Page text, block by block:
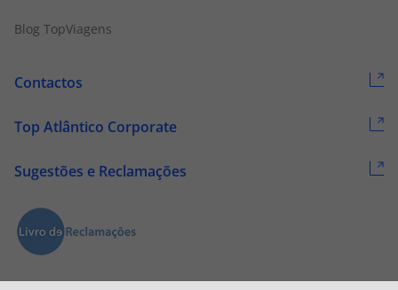
Blog TopViagens
Contactos
Top Atlântico Corporate
Sugestões e Reclamações